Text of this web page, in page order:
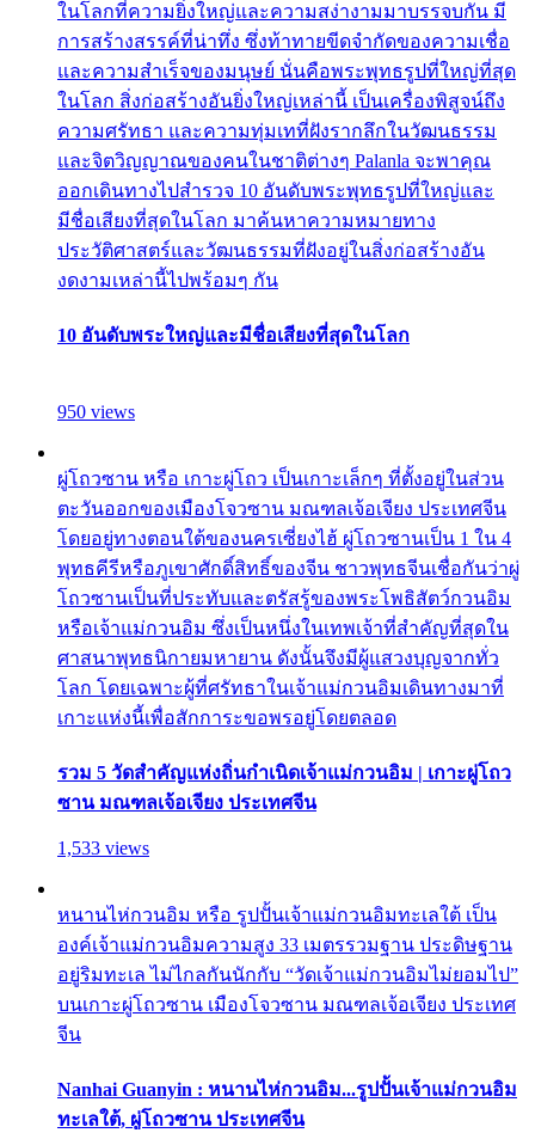
ในโลกที่ความยิ่งใหญ่และความสง่างามมาบรรจบกัน มี
การสร้างสรรค์ที่น่าทึ่ง ซึ่งท้าทายขีดจำกัดของความเชื่อ
และความสำเร็จของมนุษย์ นั่นคือพระพุทธรูปที่ใหญ่ที่สุด
ในโลก สิ่งก่อสร้างอันยิ่งใหญ่เหล่านี้ เป็นเครื่องพิสูจน์ถึง
ความศรัทธา และความทุ่มเทที่ฝังรากลึกในวัฒนธรรม
และจิตวิญญาณของคนในชาติต่างๆ Palanla จะพาคุณ
ออกเดินทางไปสำรวจ 10 อันดับพระพุทธรูปที่ใหญ่และ
มีชื่อเสียงที่สุดในโลก มาค้นหาความหมายทาง
ประวัติศาสตร์และวัฒนธรรมที่ฝังอยู่ในสิ่งก่อสร้างอัน
งดงามเหล่านี้ไปพร้อมๆ กัน
10 อันดับพระใหญ่และมีชื่อเสียงที่สุดในโลก
950 views
ผู่โถวซาน หรือ เกาะผู่โถว เป็นเกาะเล็กๆ ที่ตั้งอยู่ในส่วน
ตะวันออกของเมืองโจวซาน มณฑลเจ้อเจียง ประเทศจีน
โดยอยู่ทางตอนใต้ของนครเซี่ยงไฮ้ ผู่โถวซานเป็น 1 ใน 4
พุทธคีรีหรือภูเขาศักดิ์สิทธิ์ของจีน ชาวพุทธจีนเชื่อกันว่าผู่
โถวซานเป็นที่ประทับและตรัสรู้ของพระโพธิสัตว์กวนอิม
หรือเจ้าแม่กวนอิม ซึ่งเป็นหนึ่งในเทพเจ้าที่สำคัญที่สุดใน
ศาสนาพุทธนิกายมหายาน ดังนั้นจึงมีผู้แสวงบุญจากทั่ว
โลก โดยเฉพาะผู้ที่ศรัทธาในเจ้าแม่กวนอิมเดินทางมาที่
เกาะแห่งนี้เพื่อสักการะขอพรอยู่โดยตลอด
รวม 5 วัดสำคัญแห่งถิ่นกำเนิดเจ้าแม่กวนอิม | เกาะผู่โถว
ซาน มณฑลเจ้อเจียง ประเทศจีน
1,533 views
หนานไห่กวนอิม หรือ รูปปั้นเจ้าแม่กวนอิมทะเลใต้ เป็น
องค์เจ้าแม่กวนอิมความสูง 33 เมตรรวมฐาน ประดิษฐาน
อยู่ริมทะเล ไม่ไกลกันนักกับ “วัดเจ้าแม่กวนอิมไม่ยอมไป”
บนเกาะผู่โถวซาน เมืองโจวซาน มณฑลเจ้อเจียง ประเทศ
จีน
Nanhai Guanyin : หนานไห่กวนอิม...รูปปั้นเจ้าแม่กวนอิม
ทะเลใต้, ผู่โถวซาน ประเทศจีน